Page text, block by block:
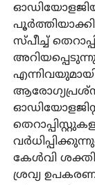
സ്പീച്ച്
കേൾവി
ശ്രവ്യ